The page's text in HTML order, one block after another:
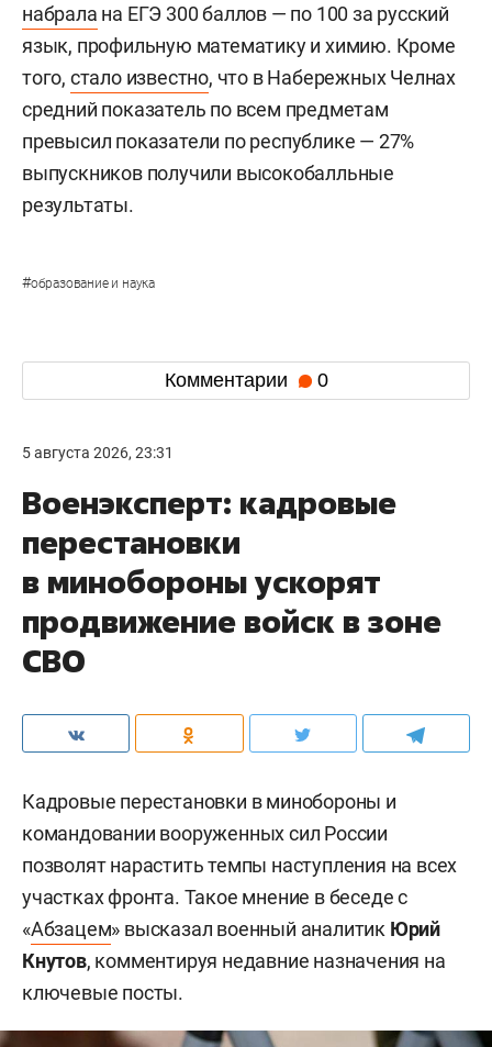
набрала на ЕГЭ 300 баллов — по 100 за русский
язык, профильную математику и химию. Кроме
того, стало известно, что в Набережных Челнах
средний показатель по всем предметам
превысил показатели по республике — 27%
выпускников получили высокобалльные
результаты.
#образование и наука
Комментарии 0
5 августа 2026, 23:31
Военэксперт: кадровые
перестановки
в минобороны ускорят
продвижение войск в зоне
СВО
Кадровые перестановки в минобороны и
командовании вооруженных сил России
позволят нарастить темпы наступления на всех
участках фронта. Такое мнение в беседе с
«Абзацем» высказал военный аналитик Юрий
Кнутов, комментируя недавние назначения на
ключевые посты.